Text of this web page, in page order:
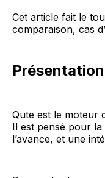
Cet article fait le
comparaison, cas
Qute est le moteur
Il est pensé pour
l’avance, et une